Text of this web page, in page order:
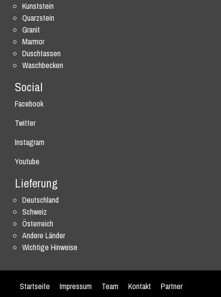
Kunststein
Quarzstein
Granit
Marmor
Duschtassen
Waschbecken
Social
Facebook
Twitter
Instagram
Youtube
Lieferung
Deutschland
Schweiz
Österreich
Andere Länder
Wichtige Hinweise
Startseite Impressum Team Kontakt Partner